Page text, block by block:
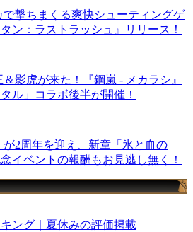
で撃ちまくる爽快シューティングゲ
ン：ラストラッシュ』リリース！
影虎が来た！『鋼嵐 - メカラシ』
ル」コラボ後半が開催！
が2周年を迎え、新章「氷と血の
イベントの報酬もお見逃し無く！
ング｜夏休みの評価掲載